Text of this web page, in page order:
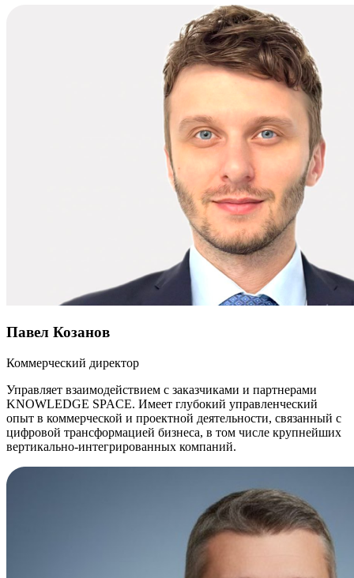
Павел Козанов
Коммерческий директор
Управляет взаимодействием с заказчиками и партнерами
KNOWLEDGE SPACE. Имеет глубокий управленческий
опыт в коммерческой и проектной деятельности, связанный с
цифровой трансформацией бизнеса, в том числе крупнейших
вертикально-интегрированных компаний.